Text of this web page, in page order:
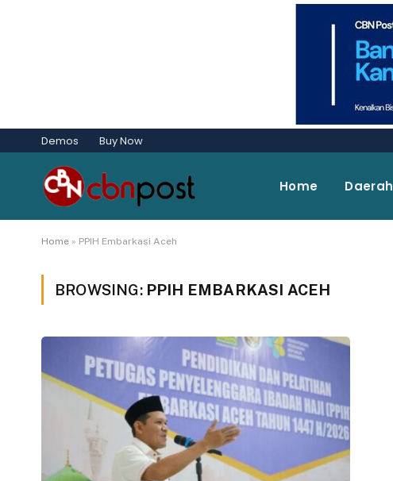
Demos Buy Now
Home Daerah
Home » PPIH Embarkasi Aceh
BROWSING: PPIH EMBARKASI ACEH